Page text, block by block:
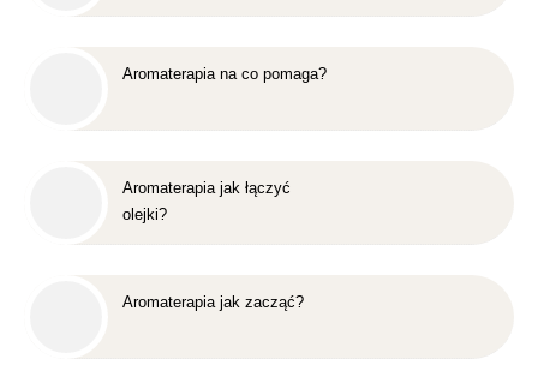
Aromaterapia na co pomaga?
Aromaterapia jak łączyć
olejki?
Aromaterapia jak zacząć?